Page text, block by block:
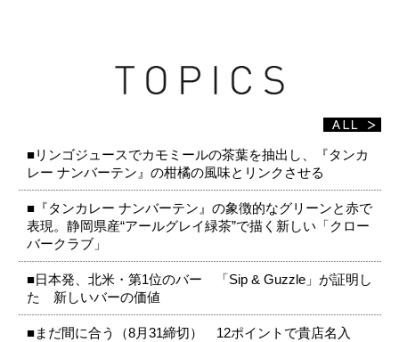
■リンゴジュースでカモミールの茶葉を抽出し、『タンカ
レー ナンバーテン』の柑橘の風味とリンクさせる
■『タンカレー ナンバーテン』の象徴的なグリーンと赤で
表現。静岡県産“アールグレイ緑茶”で描く新しい「クロー
バークラブ」
■日本発、北米・第1位のバー 「Sip & Guzzle」が証明し
た 新しいバーの価値
■まだ間に合う（8月31締切） 12ポイントで貴店名入